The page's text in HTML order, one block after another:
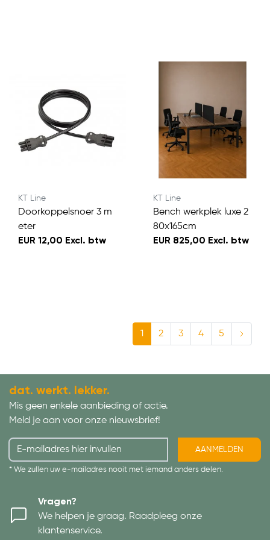
KT Line
Doorkoppelsnoer 3 m
eter
EUR 12,00 Excl. btw
KT Line
Bench werkplek luxe 2
80x165cm
EUR 825,00 Excl. btw
1 2 3 4 5
dat. werkt. lekker.
Mis geen enkele aanbieding of actie.
Meld je aan voor onze nieuwsbrief!
AANMELDEN
* We zullen uw e-mailadres nooit met iemand anders delen.
Vragen?
We helpen je graag. Raadpleeg onze
klantenservice.